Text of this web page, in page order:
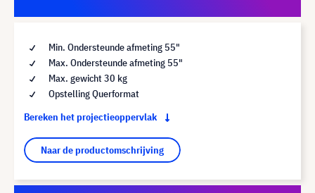
Min. Ondersteunde afmeting 55"
Max. Ondersteunde afmeting 55"
Max. gewicht 30 kg
Opstelling Querformat
Bereken het projectieoppervlak
Naar de productomschrijving